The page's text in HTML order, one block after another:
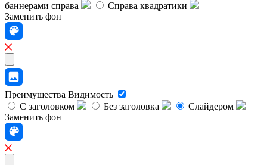
баннерами справа
Справа квадратики
Заменить фон
Преимущества Видимость
С заголовком
Без заголовка
Слайдером
Заменить фон